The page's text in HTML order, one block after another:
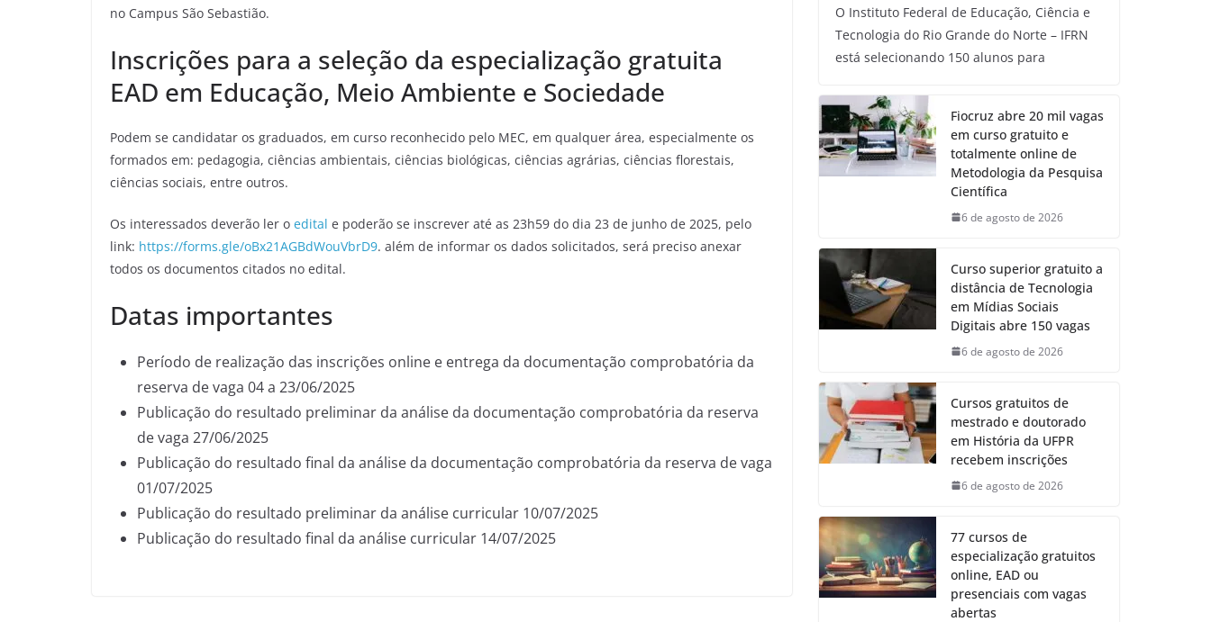
no Campus São Sebastião.
Inscrições para a seleção da especialização gratuita
EAD em Educação, Meio Ambiente e Sociedade
Podem se candidatar os graduados, em curso reconhecido pelo MEC, em qualquer área, especialmente os
formados em: pedagogia, ciências ambientais, ciências biológicas, ciências agrárias, ciências florestais,
ciências sociais, entre outros.
Os interessados deverão ler o edital e poderão se inscrever até as 23h59 do dia 23 de junho de 2025, pelo
link: https://forms.gle/oBx21AGBdWouVbrD9. além de informar os dados solicitados, será preciso anexar
todos os documentos citados no edital.
Datas importantes
Período de realização das inscrições online e entrega da documentação comprobatória da
reserva de vaga 04 a 23/06/2025
Publicação do resultado preliminar da análise da documentação comprobatória da reserva
de vaga 27/06/2025
Publicação do resultado final da análise da documentação comprobatória da reserva de vaga
01/07/2025
Publicação do resultado preliminar da análise curricular 10/07/2025
Publicação do resultado final da análise curricular 14/07/2025
O Instituto Federal de Educação, Ciência e
Tecnologia do Rio Grande do Norte – IFRN
está selecionando 150 alunos para
Fiocruz abre 20 mil vagas
em curso gratuito e
totalmente online de
Metodologia da Pesquisa
Científica
6 de agosto de 2026
Curso superior gratuito a
distância de Tecnologia
em Mídias Sociais
Digitais abre 150 vagas
6 de agosto de 2026
Cursos gratuitos de
mestrado e doutorado
em História da UFPR
recebem inscrições
6 de agosto de 2026
77 cursos de
especialização gratuitos
online, EAD ou
presenciais com vagas
abertas